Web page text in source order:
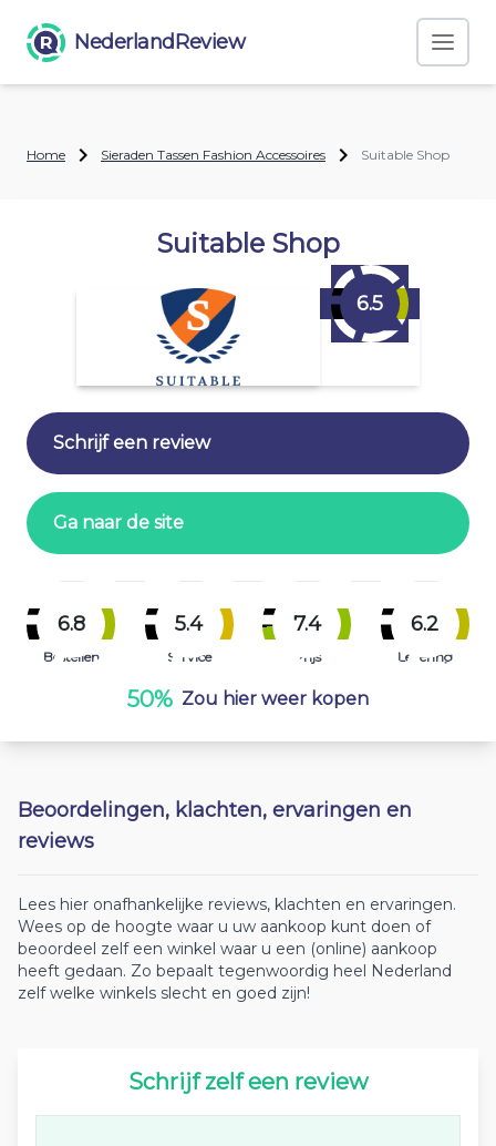
NederlandReview
Home Sieraden Tassen Fashion Accessoires Suitable Shop
Suitable Shop
6.5
Schrijf een review
Ga naar de site
6.8
Bestellen
5.4
Service
7.4
Prijs
6.2
Levering
50% Zou hier weer kopen
Beoordelingen, klachten, ervaringen en
reviews
Lees hier onafhankelijke reviews, klachten en ervaringen.
Wees op de hoogte waar u uw aankoop kunt doen of
beoordeel zelf een winkel waar u een (online) aankoop
heeft gedaan. Zo bepaalt tegenwoordig heel Nederland
zelf welke winkels slecht en goed zijn!
Schrijf zelf een review